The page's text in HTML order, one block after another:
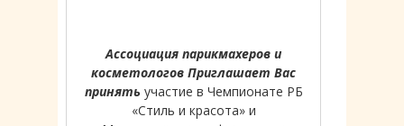
Ассоциация парикмахеров и
косметологов Приглашает Вас
принять участие в Чемпионате РБ
«Стиль и красота» и